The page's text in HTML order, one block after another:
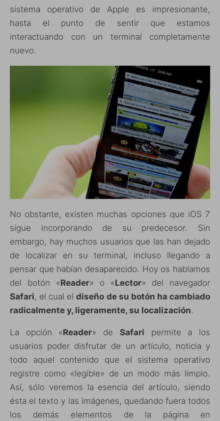
sistema operativo de Apple es impresionante,
hasta el punto de sentir que estamos
interactuando con un terminal completamente
nuevo.
No obstante, existen muchas opciones que iOS 7
sigue incorporando de su predecesor. Sin
embargo, hay muchos usuarios que las han dejado
de localizar en su terminal, incluso llegando a
pensar que habían desaparecido. Hoy os hablamos
del botón «Reader» o «Lector» del navegador
Safari, el cual eldiseño de su botón ha cambiado
radicalmente y, ligeramente, su localización.
La opción «Reader» de Safari permite a los
usuarios poder disfrutar de un artículo, noticia y
todo aquel contenido que el sistema operativo
registre como «legible» de un modo más limpio.
Así, sólo veremos la esencia del artículo, siendo
ésta el texto y las imágenes, quedando fuera todos
los demás elementos de la página en